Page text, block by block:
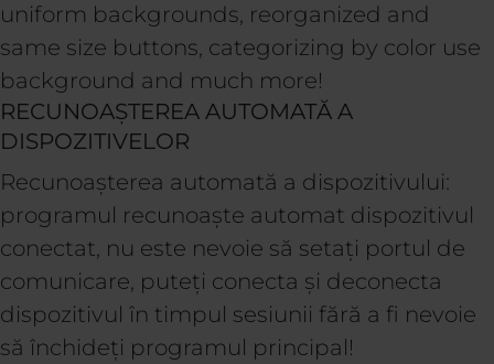
uniform backgrounds, reorganized and
same size buttons, categorizing by color use
background and much more!
RECUNOAȘTEREA AUTOMATĂ A
DISPOZITIVELOR
Recunoașterea automată a dispozitivului:
programul recunoaște automat dispozitivul
conectat, nu este nevoie să setați portul de
comunicare, puteți conecta și deconecta
dispozitivul în timpul sesiunii fără a fi nevoie
să închideți programul principal!